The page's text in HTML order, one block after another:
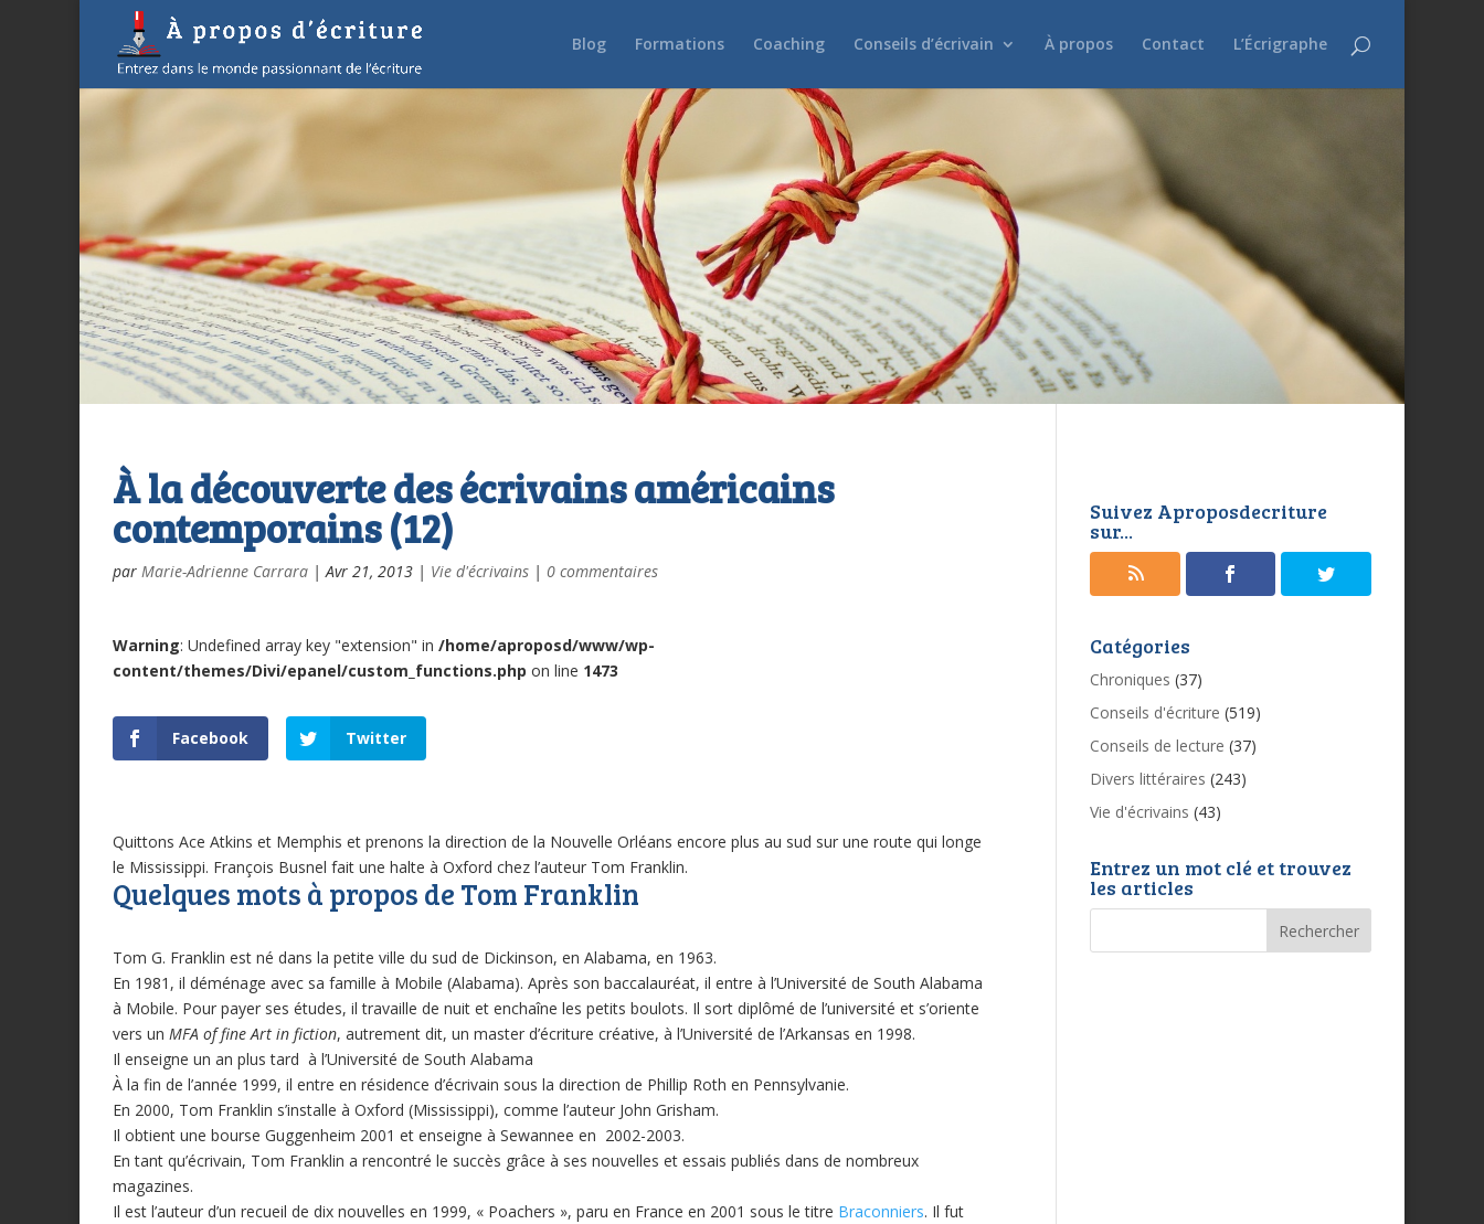
Blog Formations Coaching Conseils d’écrivain À propos Contact L’Écrigraphe
À la découverte des écrivains américains
contemporains (12)
par Marie-Adrienne Carrara |Avr 21, 2013 | Vie d'écrivains | 0 commentaires
Warning: Undefined array key "extension" in /home/aproposd/www/wp-
content/themes/Divi/epanel/custom_functions.php on line 1473
Facebook Twitter
Quittons Ace Atkins et Memphis et prenons la direction de la Nouvelle Orléans encore plus au sud sur une route qui longe
le Mississippi. François Busnel fait une halte à Oxford chez l’auteur Tom Franklin.
Quelques mots à propos de Tom Franklin
Tom G. Franklin est né dans la petite ville du sud de Dickinson, en Alabama, en 1963.
En 1981, il déménage avec sa famille à Mobile (Alabama). Après son baccalauréat, il entre à l’Université de South Alabama
à Mobile. Pour payer ses études, il travaille de nuit et enchaîne les petits boulots. Il sort diplômé de l’université et s’oriente
vers un MFA of fine Art in fiction, autrement dit, un master d’écriture créative, à l’Université de l’Arkansas en 1998.
Il enseigne un an plus tard à l’Université de South Alabama
À la fin de l’année 1999, il entre en résidence d’écrivain sous la direction de Phillip Roth en Pennsylvanie.
En 2000, Tom Franklin s’installe à Oxford (Mississippi), comme l’auteur John Grisham.
Il obtient une bourse Guggenheim 2001 et enseigne à Sewannee en 2002-2003.
En tant qu’écrivain, Tom Franklin a rencontré le succès grâce à ses nouvelles et essais publiés dans de nombreux
magazines.
Il est l’auteur d’un recueil de dix nouvelles en 1999, « Poachers », paru en France en 2001 sous le titre Braconniers. Il fut
Suivez Aproposdecriture
sur...
Catégories
Chroniques (37)
Conseils d'écriture (519)
Conseils de lecture (37)
Divers littéraires (243)
Vie d'écrivains (43)
Entrez un mot clé et trouvez
les articles